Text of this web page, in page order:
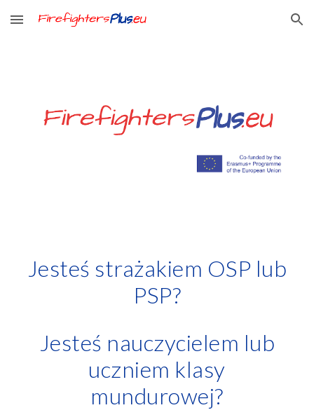
Skip to main content Skip to navigation
Jesteś strażakiem OSP lub
PSP?
Jesteś nauczycielem lub
uczniem klasy
mundurowej?